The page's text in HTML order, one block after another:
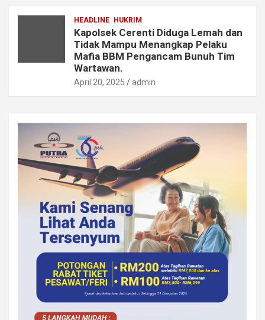
HEADLINE HUKRIM
Kapolsek Cerenti Diduga Lemah dan
Tidak Mampu Menangkap Pelaku
Mafia BBM Pengancam Bunuh Tim
Wartawan.
April 20, 2025 admin